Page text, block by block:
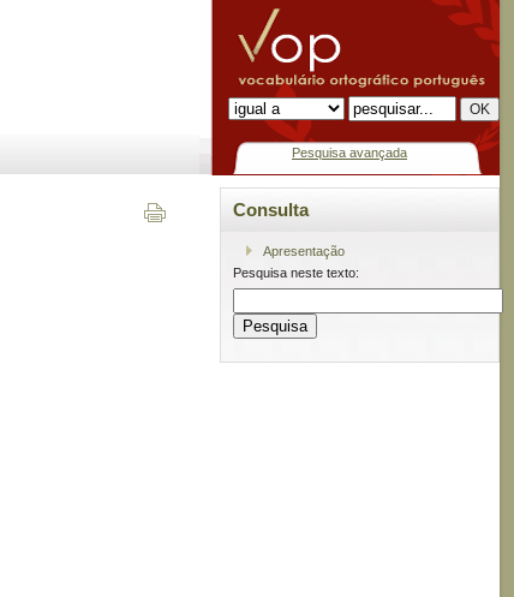
Pesquisa avançada
Consulta
Apresentação
Pesquisa neste texto: